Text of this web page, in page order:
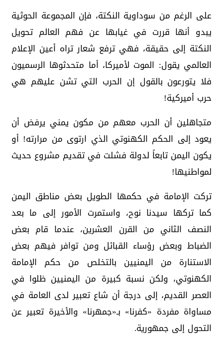
على الرغم من سوداوية النكتة، فإن المجموعة الحوثية
يبدو أنها قررت في غيابها عن فهم العالم تحويل
النكتة إلى حقيقة، فهي ترفع شعار تراه أعين الإعلام
العالمي يقول: الموت لأميركا، أما متحدثوها الرسميون
فلا يتورعون بالقول إن الحرب التي تشن عليهم هي
حرب أميركية!
متجاهلين أن الحرب معهم من مكون يمني يرفض أن
يعود إلى الحكم الكهنوتي الذي ارتوى من مرارته! أو
يكون اليمن تابعاً لدولة فشلت في تقديم مشروع حديث
لمواطنيها!
تركت الإمامة في حكمها الطويل بعض مناطق اليمن
كما تركها سيدنا نوح، واستمرت الأمور إلى ما بعد
النصف الثاني من القرن العشرين، عندما قام بعض
الضباط وبعض رؤساء القبائل ومن توافر فيهم بعض
الاستنارة من اليمنيين بالتخلص من حكم الإمامة
الكهنوتي، ولكن نسبة كبيرة من اليمنيين ظلوا في
العصر القديم، إلى درجة أن شاع تعبير لدى العامة في
مساواة مفردة «كفرنا» بـ«جمهرنا» والأخيرة تعبير عن
التحول إلى جمهورية.